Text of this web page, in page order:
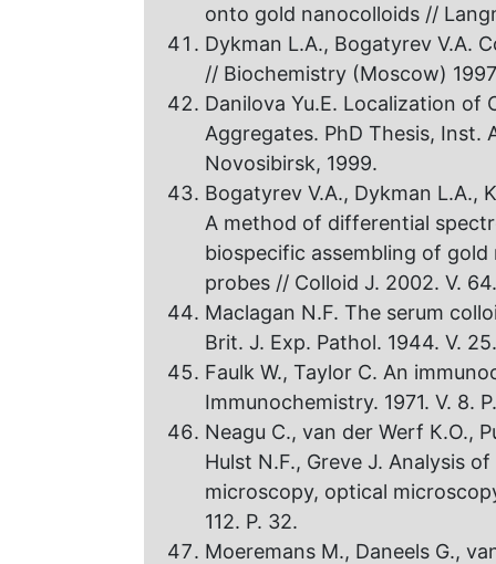
onto gold nanocolloids //
Dykman L.А., Bogatyrev V.A.
// Biochemistry (Moscow)
Danilova Yu.Е. Localization оf
Aggregates. PhD Thesis, Inst.
Novosibirsk, 1999.
Bogatyrev V.A., Dykman L.A.,
A method оf differential
biospecific assembling оf
probes // Colloid J. 2002. V.
Maclagan N.F. The serum
Brit. J. Exp. Pathol. 1944. V.
Faulk W., Taylor С. An
Immunochemistry. 1971. V. 8.
Neagu C., van der Werf К.О.,
Hulst N.F., Greve J. Analysis
microscopy, optical
112. P. 32.
Moeremans M., Daneels G.,